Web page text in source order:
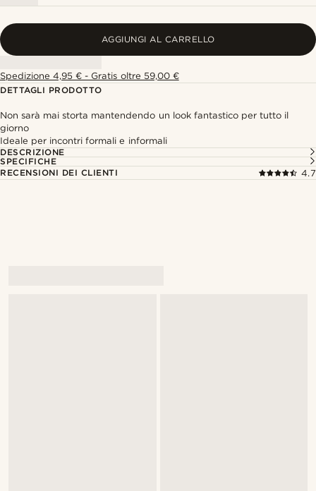
AGGIUNGI AL CARRELLO
Spedizione 4,95 € - Gratis oltre 59,00 €
DETTAGLI PRODOTTO
Non sarà mai storta mantendendo un look fantastico per tutto il
giorno
Ideale per incontri formali e informali
DESCRIZIONE
SPECIFICHE
RECENSIONI DEI CLIENTI
4.7